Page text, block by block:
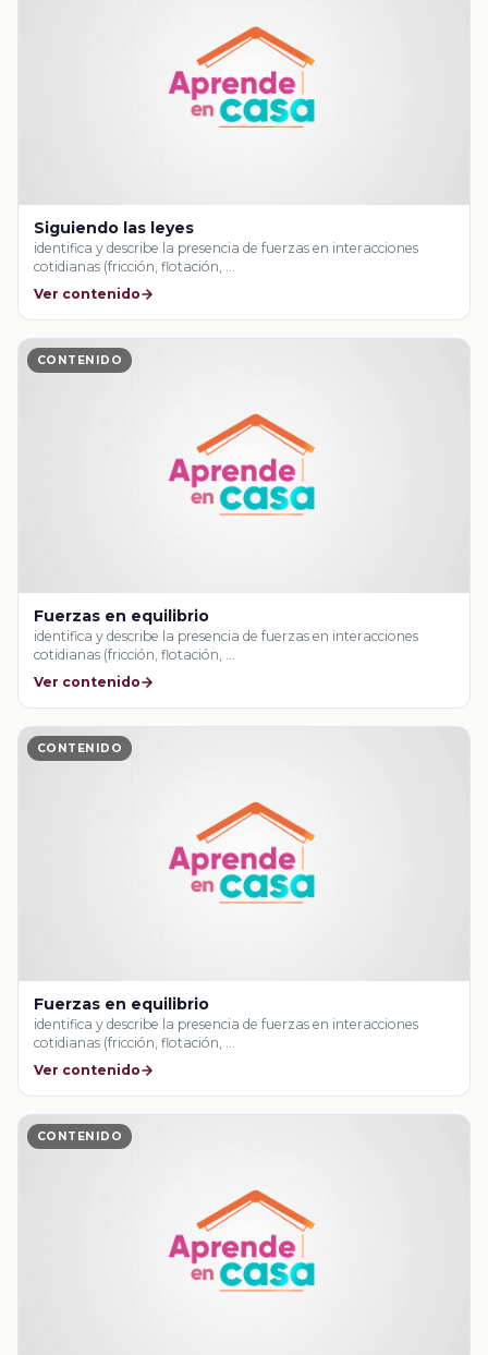
Siguiendo las leyes
identifica y describe la presencia de fuerzas en interacciones
cotidianas (fricción, flotación, …
Ver contenido
CONTENIDO
Fuerzas en equilibrio
identifica y describe la presencia de fuerzas en interacciones
cotidianas (fricción, flotación, …
Ver contenido
CONTENIDO
Fuerzas en equilibrio
identifica y describe la presencia de fuerzas en interacciones
cotidianas (fricción, flotación, …
Ver contenido
CONTENIDO